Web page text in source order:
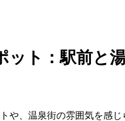
ット：駅前と
や、温泉街の雰囲気を感